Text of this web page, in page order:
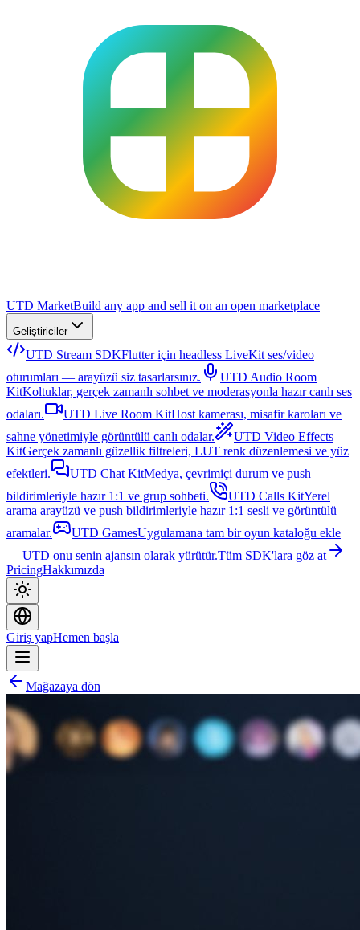
UTD MarketBuild any app and sell it on an open marketplace
Geliştiriciler
UTD Stream SDKFlutter için headless LiveKit ses/video
oturumları — arayüzü siz tasarlarsınız.
UTD Audio Room
KitKoltuklar, gerçek zamanlı sohbet ve moderasyonla hazır canlı ses
odaları.
UTD Live Room KitHost kamerası, misafir karoları ve
sahne yönetimiyle görüntülü canlı odalar.
UTD Video Effects
KitGerçek zamanlı güzellik filtreleri, LUT renk düzenlemesi ve yüz
efektleri.
UTD Chat KitMedya, çevrimiçi durum ve push
bildirimleriyle hazır 1:1 ve grup sohbeti.
UTD Calls KitYerel
arama arayüzü ve push bildirimleriyle hazır 1:1 sesli ve görüntülü
aramalar.
UTD GamesUygulamana tam bir oyun kataloğu ekle
— UTD onu senin ajansın olarak yürütür.Tüm SDK'lara göz at
PricingHakkımızda
Giriş yapHemen başla
Mağazaya dön